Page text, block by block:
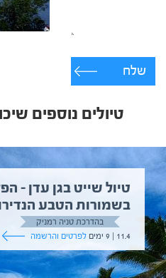
שלח
טיולים נוספים
טיול שייט בגן עדן –
בשמורות הטבע
בהדרכת טניה רמניק
11.4 | 9 ימים
לפרטים והרשמה